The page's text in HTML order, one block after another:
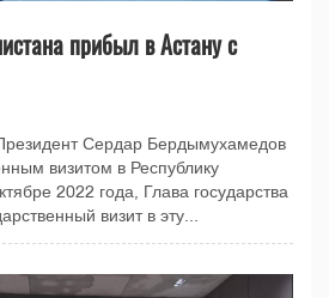
прибыл в Астану с
Сердар Бердымухамедов
визитом в Республику
2022 года, Глава государства
визит в эту...